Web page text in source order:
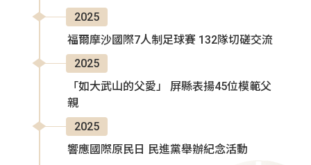
2025
福爾摩沙國際7人制足球賽 132隊切磋交流
2025
「如大武山的父愛」 屏縣表揚45位模範父
親
2025
響應國際原民日 民進黨舉辦紀念活動